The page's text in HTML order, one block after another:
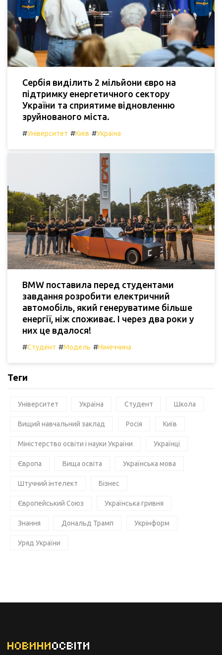
Сербія виділить 2 мільйони євро на
підтримку енергетичного сектору
України та сприятиме відновленню
зруйнованого міста.
#Університет #Київ #Україна
BMW поставила перед студентами
завдання розробити електричний
автомобіль, який генеруватиме більше
енергії, ніж споживає. І через два роки у
них це вдалося!
#Студент #Модель #Німеччина
Теги
Університет Україна Студент Школа
Вищий навчальний заклад Росія Київ
Міністерство освіти і науки України Українці
Європа Вища освіта Українська мова
Штучний інтелект Бізнес
Європейський Союз Українська гривня
Знання Дональд Трамп Укрінформ
Уряд України
НОВИНИОСВІТИ